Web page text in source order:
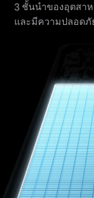
3 ชั้นนำของอุตสา
และมีความปลอดภั